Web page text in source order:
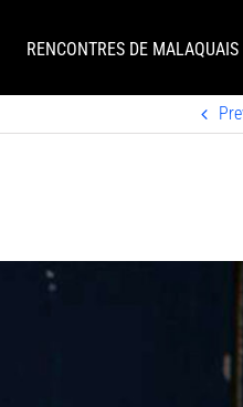
RENCONTRES DE MALAQUAIS